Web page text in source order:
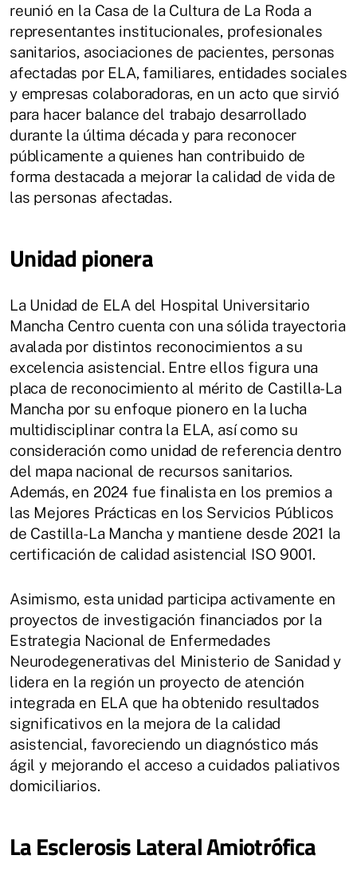
reunió en la Casa de la Cultura de La Roda a
representantes institucionales, profesionales
sanitarios, asociaciones de pacientes, personas
afectadas por ELA, familiares, entidades sociales
y empresas colaboradoras, en un acto que sirvió
para hacer balance del trabajo desarrollado
durante la última década y para reconocer
públicamente a quienes han contribuido de
forma destacada a mejorar la calidad de vida de
las personas afectadas.
Unidad pionera
La Unidad de ELA del Hospital Universitario
Mancha Centro cuenta con una sólida trayectoria
avalada por distintos reconocimientos a su
excelencia asistencial. Entre ellos figura una
placa de reconocimiento al mérito de Castilla-La
Mancha por su enfoque pionero en la lucha
multidisciplinar contra la ELA, así como su
consideración como unidad de referencia dentro
del mapa nacional de recursos sanitarios.
Además, en 2024 fue finalista en los premios a
las Mejores Prácticas en los Servicios Públicos
de Castilla-La Mancha y mantiene desde 2021 la
certificación de calidad asistencial ISO 9001.
Asimismo, esta unidad participa activamente en
proyectos de investigación financiados por la
Estrategia Nacional de Enfermedades
Neurodegenerativas del Ministerio de Sanidad y
lidera en la región un proyecto de atención
integrada en ELA que ha obtenido resultados
significativos en la mejora de la calidad
asistencial, favoreciendo un diagnóstico más
ágil y mejorando el acceso a cuidados paliativos
domiciliarios.
La Esclerosis Lateral Amiotrófica